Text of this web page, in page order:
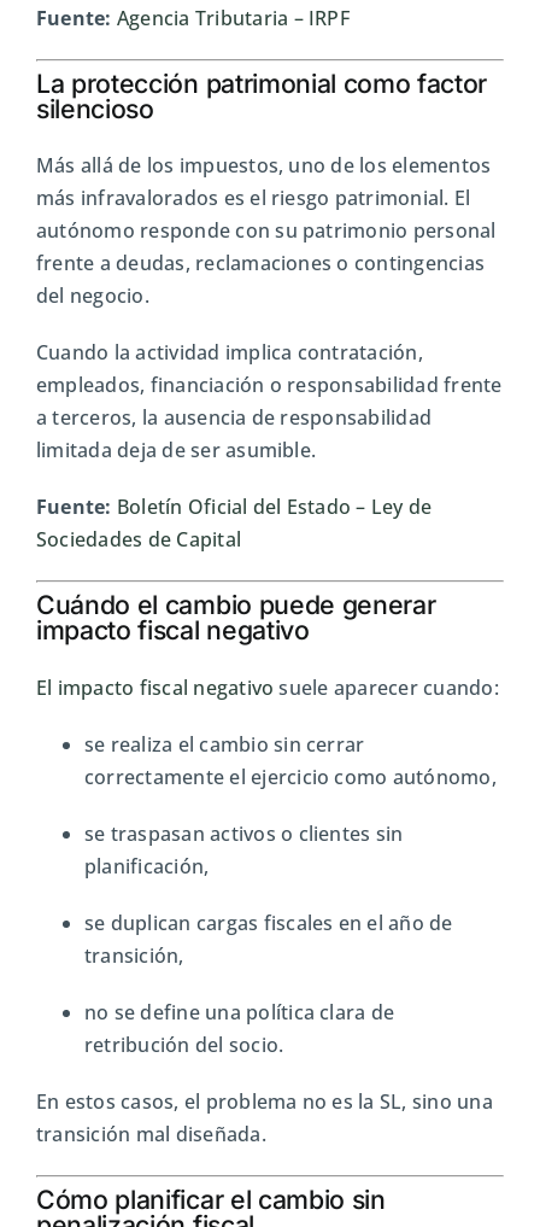
Fuente: Agencia Tributaria – IRPF
La protección patrimonial como factor
silencioso
Más allá de los impuestos, uno de los elementos
más infravalorados es el riesgo patrimonial. El
autónomo responde con su patrimonio personal
frente a deudas, reclamaciones o contingencias
del negocio.
Cuando la actividad implica contratación,
empleados, financiación o responsabilidad frente
a terceros, la ausencia de responsabilidad
limitada deja de ser asumible.
Fuente: Boletín Oficial del Estado – Ley de
Sociedades de Capital
Cuándo el cambio puede generar
impacto fiscal negativo
El impacto fiscal negativo suele aparecer cuando:
se realiza el cambio sin cerrar
correctamente el ejercicio como autónomo,
se traspasan activos o clientes sin
planificación,
se duplican cargas fiscales en el año de
transición,
no se define una política clara de
retribución del socio.
En estos casos, el problema no es la SL, sino una
transición mal diseñada.
Cómo planificar el cambio sin